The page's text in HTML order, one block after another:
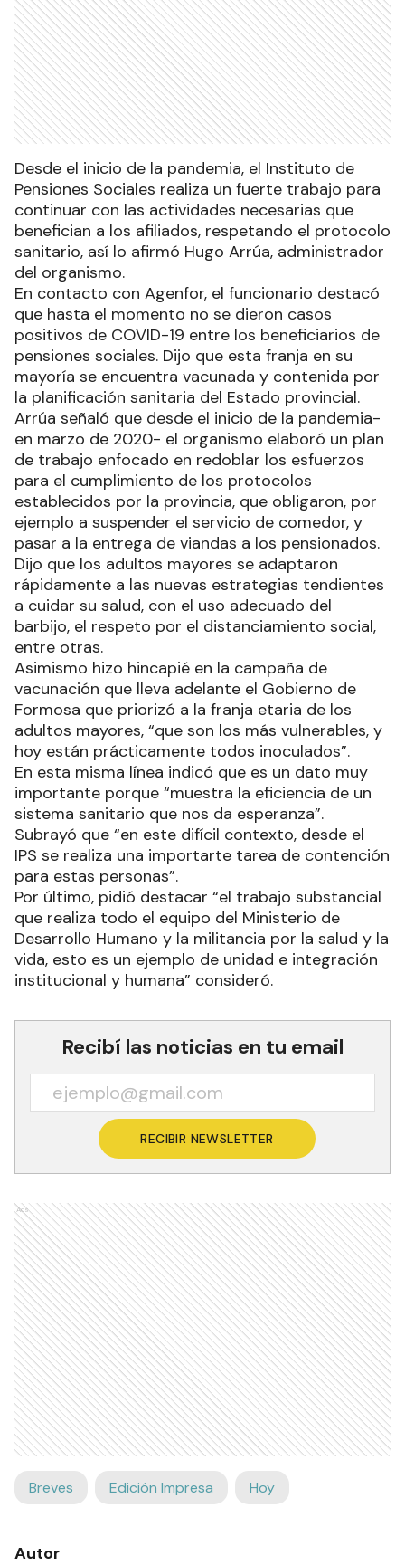
Desde el inicio de la pandemia, el Instituto de
Pensiones Sociales realiza un fuerte trabajo para
continuar con las actividades necesarias que
benefician a los afiliados, respetando el protocolo
sanitario, así lo afirmó Hugo Arrúa, administrador
del organismo.
En contacto con Agenfor, el funcionario destacó
que hasta el momento no se dieron casos
positivos de COVID-19 entre los beneficiarios de
pensiones sociales. Dijo que esta franja en su
mayoría se encuentra vacunada y contenida por
la planificación sanitaria del Estado provincial.
Arrúa señaló que desde el inicio de la pandemia-
en marzo de 2020- el organismo elaboró un plan
de trabajo enfocado en redoblar los esfuerzos
para el cumplimiento de los protocolos
establecidos por la provincia, que obligaron, por
ejemplo a suspender el servicio de comedor, y
pasar a la entrega de viandas a los pensionados.
Dijo que los adultos mayores se adaptaron
rápidamente a las nuevas estrategias tendientes
a cuidar su salud, con el uso adecuado del
barbijo, el respeto por el distanciamiento social,
entre otras.
Asimismo hizo hincapié en la campaña de
vacunación que lleva adelante el Gobierno de
Formosa que priorizó a la franja etaria de los
adultos mayores, “que son los más vulnerables, y
hoy están prácticamente todos inoculados”.
En esta misma línea indicó que es un dato muy
importante porque “muestra la eficiencia de un
sistema sanitario que nos da esperanza”.
Subrayó que “en este difícil contexto, desde el
IPS se realiza una importarte tarea de contención
para estas personas”.
Por último, pidió destacar “el trabajo substancial
que realiza todo el equipo del Ministerio de
Desarrollo Humano y la militancia por la salud y la
vida, esto es un ejemplo de unidad e integración
institucional y humana” consideró.
Recibí las noticias en tu email
RECIBIR NEWSLETTER
Ads
Breves Edición Impresa Hoy
Autor